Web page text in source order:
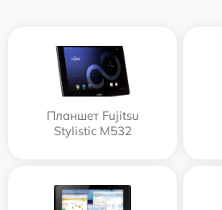
Планшет Fujitsu
Stylistic M532